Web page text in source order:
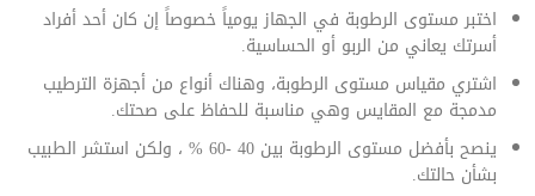
اختبر مستوى الرطوبة في الجهاز يومياً خصوصاً إن كان أحد أفراد
أسرتك ‏يعاني من الربو أو الحساسية.
اشتري مقياس مستوى الرطوبة، وهناك أنواع من أجهزة الترطيب
مدمجة مع ‏المقايس وهي مناسبة للحفاظ على صحتك.‏
ينصح بأفضل مستوى الرطوبة بين 40 -60 % ، ولكن استشر الطبيب
بشأن ‏حالتك.